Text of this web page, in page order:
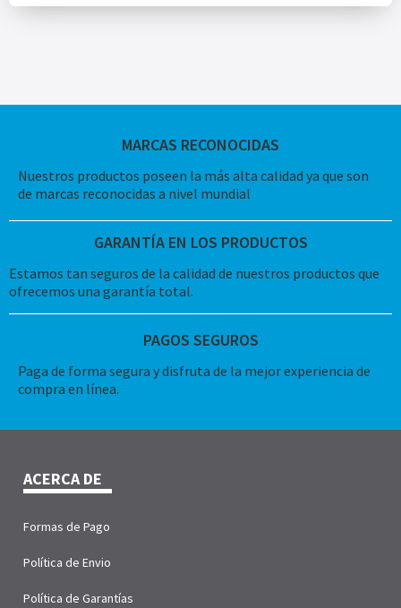
MARCAS RECONOCIDAS
Nuestros productos poseen la más alta calidad ya que son
de marcas reconocidas a nivel mundial
GARANTÍA EN LOS PRODUCTOS
Estamos tan seguros de la calidad de nuestros productos que
ofrecemos una garantía total.
PAGOS SEGUROS
Paga de forma segura y disfruta de la mejor experiencia de
compra en línea.
ACERCA DE
Formas de Pago
Política de Envio
Política de Garantías